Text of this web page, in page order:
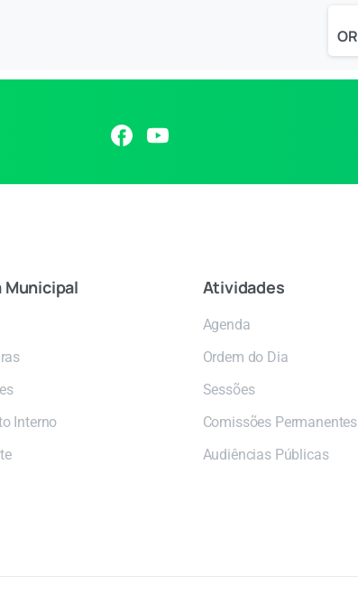
Municipal
Interno
Atividades
Agenda
Ordem do Dia
Sessões
Comissões Permanentes
Audiências Públicas